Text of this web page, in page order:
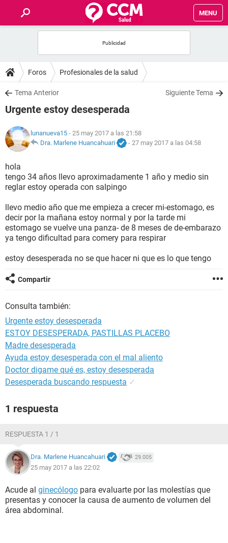
MENU
FOROS
SALUD
FAMILIA
NUTRICIÓN
BIENESTAR
GLOSARIO
Foros Profesionales de la salud
Tema Anterior Siguiente Tema
Urgente estoy desesperada
lunanueva15 - 25 may 2017 a las 21:58
Dra. Marlene Huancahuari
- 27 may 2017 a las 04:58
hola
tengo 34 años llevo aproximadamente 1 año y medio sin
reglar estoy operada con salpingo
llevo medio año que me empieza a crecer mi-estomago, es
decir por la mañana estoy normal y por la tarde mi
estomago se vuelve una panza- de 8 meses de de-embarazo
ya tengo dificultad para comery para respirar
estoy desesperada no se que hacer ni que es lo que tengo
Compartir
Consulta también:
Urgente estoy desesperada
ESTOY DESESPERADA, PASTILLAS PLACEBO
Madre desesperada
Ayuda estoy desesperada con el mal aliento
Doctor digame qué es, estoy desesperada
Desesperada buscando respuesta ✓
1 respuesta
RESPUESTA 1 / 1
Dra. Marlene Huancahuari 29.005
25 may 2017 a las 22:02
Acude al ginecólogo para evaluarte por las molestías que
presentas y conocer la causa de aumento de volumen del
área abdominal.